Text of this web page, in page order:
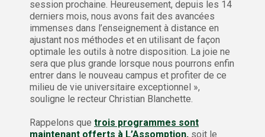
session prochaine. Heureusement, depuis les 14
derniers mois, nous avons fait des avancées
immenses dans l’enseignement à distance en
ajustant nos méthodes et en utilisant de façon
optimale les outils à notre disposition. La joie ne
sera que plus grande lorsque nous pourrons enfin
entrer dans le nouveau campus et profiter de ce
milieu de vie universitaire exceptionnel »,
souligne le recteur Christian Blanchette.
Rappelons que trois programmes sont
maintenant offerts à L’Assomption, soit le